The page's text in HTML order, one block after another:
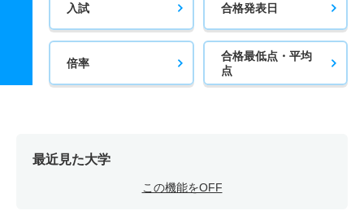
入試 合格発表日
倍率
合格最低点・平均
点
最近見た大学
この機能をOFF